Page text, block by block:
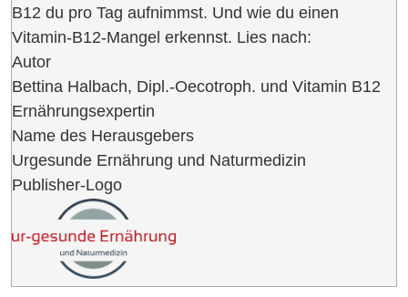
B12 du pro Tag aufnimmst. Und wie du einen
Vitamin-B12-Mangel erkennst. Lies nach:
Autor
Bettina Halbach, Dipl.-Oecotroph. und Vitamin B12
Ernährungsexpertin
Name des Herausgebers
Urgesunde Ernährung und Naturmedizin
Publisher-Logo